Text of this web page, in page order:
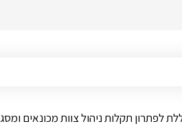
לפתרון תקלות ניהול צוות מכונאים